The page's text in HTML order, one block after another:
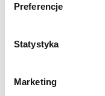
Preferencje
Statystyka
Marketing